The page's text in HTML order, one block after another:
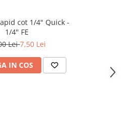
cot 1/4" Quick -
1/4" FE
Lei7,50 Lei
IN COS